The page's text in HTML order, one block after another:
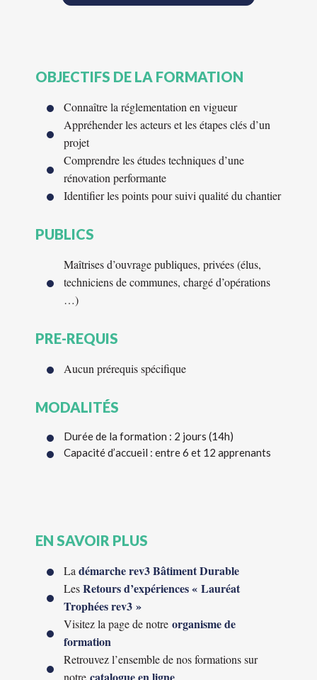
OBJECTIFS DE LA FORMATION
Connaître la réglementation en vigueur
Appréhender les acteurs et les étapes clés d’un
projet
Comprendre les études techniques d’une
rénovation performante
Identifier les points pour suivi qualité du chantier
PUBLICS
Maîtrises d’ouvrage publiques, privées (élus,
techniciens de communes, chargé d’opérations
…)
PRE-REQUIS
Aucun prérequis spécifique
MODALITÉS
Durée de la formation : 2 jours (14h)
Capacité d’accueil : entre 6 et 12 apprenants
EN SAVOIR PLUS
La démarche rev3 Bâtiment Durable
LesRetours d’expériences « Lauréat
Trophées rev3 »
Visitez la page de notre organisme de
formation
Retrouvez l’ensemble de nos formations sur
notre